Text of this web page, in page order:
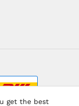
get the best